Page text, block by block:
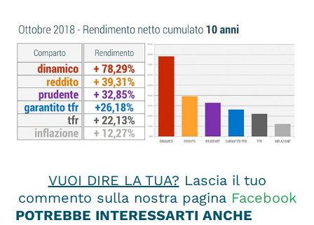
VUOI DIRE LA TUA? Lascia il tuo
commento sulla nostra pagina Facebook
POTREBBE INTERESSARTI ANCHE